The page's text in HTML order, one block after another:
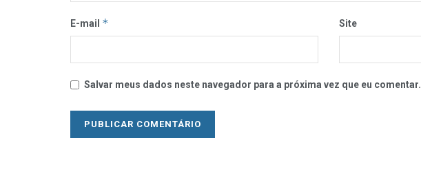
E-mail * Site
Salvar meus dados neste navegador para a próxima vez que eu comentar.